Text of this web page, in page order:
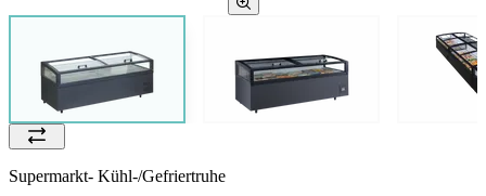
Supermarkt- Kühl-/Gefriertruhe